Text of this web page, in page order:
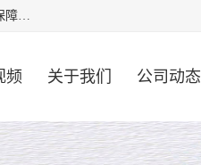
北京中创汇安科贸有限公司专业生产救援三脚架、天鹰4X气体检测仪、梅思安空气呼吸器、霍尼韦尔速差器等产品，品质保障，价格合理，欢迎在线致电咨询。
频 关于我们 公司动态